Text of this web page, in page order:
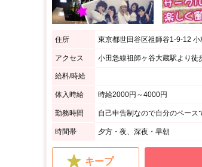
住所 東京都世田谷区祖師谷1-9-12 小
アクセス
給料/時給
体入時給 時給2000円～4000円
勤務時間
時間帯 夕方・夜、深夜・早朝
キープ